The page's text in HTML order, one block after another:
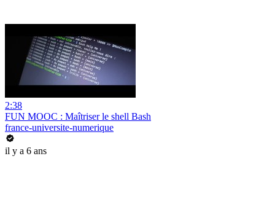
2:38
FUN MOOC : Maîtriser le shell Bash
france-universite-numerique
il y a 6 ans